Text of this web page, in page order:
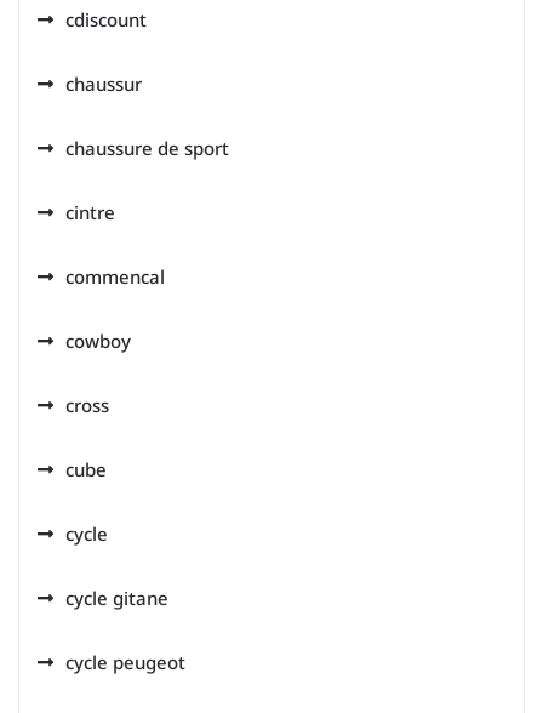
cdiscount
chaussur
chaussure de sport
cintre
commencal
cowboy
cross
cube
cycle
cycle gitane
cycle peugeot